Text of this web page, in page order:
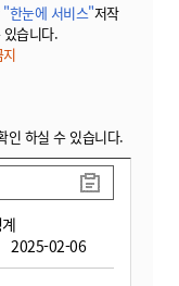
"한눈에 서비스"저작
습니다.
인 하실 수 있습니다.
2025-02-06